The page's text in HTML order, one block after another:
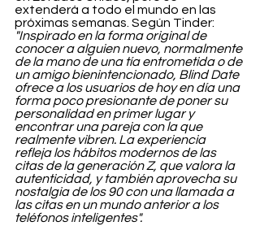
extenderá a todo el mundo en las
próximas semanas. Según Tinder:
"Inspirado en la forma original de
conocer a alguien nuevo, normalmente
de la mano de una tía entrometida o de
un amigo bienintencionado, Blind Date
ofrece a los usuarios de hoy en día una
forma poco presionante de poner su
personalidad en primer lugar y
encontrar una pareja con la que
realmente vibren. La experiencia
refleja los hábitos modernos de las
citas de la generación Z, que valora la
autenticidad, y también aprovecha su
nostalgia de los 90 con una llamada a
las citas en un mundo anterior a los
teléfonos inteligentes".